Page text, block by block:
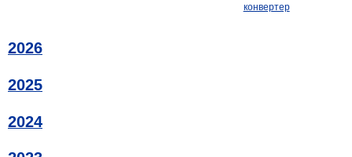
конвертер
2026
2025
2024